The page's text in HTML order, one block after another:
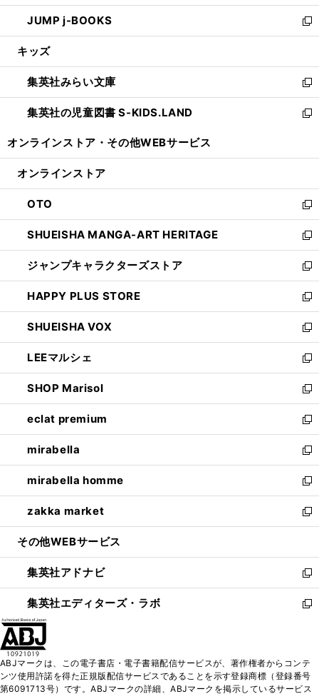
ウ
で
開
ン
ド
ウ
開
く
ウ
ィ
ン
ウ
で
開
く
し
い
ウ
ン
ド
ウ
で
JUMP j-BOOKS
新
し
ウ
ィ
ン
ド
開
キッズ
集英社みらい文庫
新
し
い
ン
ウ
で
開
く
集英社の児童図書 S-KIDS.LAND
新
ウ
ン
ド
ウ
で
開
く
オンラインストア・ その他WEBサービス
オンラインストア
OTO
新
し
い
ウ
ィ
ン
ド
ウ
で
開
く
SHUEISHA MANGA-ART HERITAGE
新
し
い
ウ
ィ
ン
ド
ウ
で
開
く
ジャンプキャラクターズストア
新
し
い
ウ
ィ
ン
ド
ウ
で
開
く
HAPPY PLUS STORE
新
し
い
ウ
ィ
ン
ド
ウ
で
開
く
SHUEISHA VOX
新
し
い
ウ
ィ
ン
ド
ウ
で
開
く
LEEマルシェ
新
し
い
ウ
ィ
ン
ド
ウ
で
開
く
SHOP Marisol
新
し
い
ウ
ィ
ン
ド
ウ
で
開
eclat premium
新
し
い
ウ
ィ
ン
ド
ウ
開
く
mirabella
新
し
い
ウ
ィ
ン
ウ
で
開
く
mirabella homme
新
し
い
ウ
ン
ド
ウ
で
zakka market
新
し
ウ
ィ
ン
ド
く
その他WEBサービス
集英社アドナビ
新
し
い
ド
ウ
集英社エディターズ・ラボ
新
ィ
ン
ABJマークは、この電子書店・電子書籍配信サービスが、著作権者からコンテ
ンツ使用許諾を得た正規版配信サービスであることを示す登録商標（登録番号
第6091713号）です。ABJマークの詳細、ABJマークを掲示しているサービス